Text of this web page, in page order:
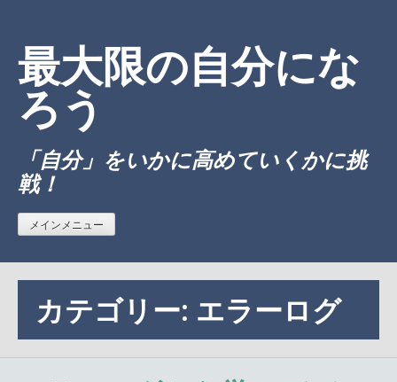
最大限の自分にな
ろう
「自分」をいかに高めていくかに挑
戦！
メインメニュー
カテゴリー: エラーログ